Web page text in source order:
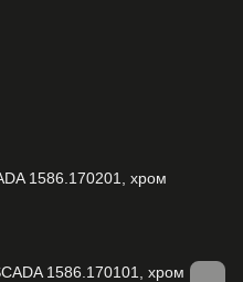
1586.170201, хром